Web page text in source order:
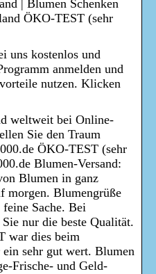
| Blumen Schenken
ÖKO-TEST (sehr
uns kostenlos und
anmelden und
nutzen. Klicken
weltweit bei Online-
Sie den Traum
ÖKO-TEST (sehr
Blumen-Versand:
Blumen in ganz
morgen. Blumengrüße
Sache. Bei
nur die beste Qualität.
war dies beim
ein sehr gut wert. Blumen
Frische- und Geld-